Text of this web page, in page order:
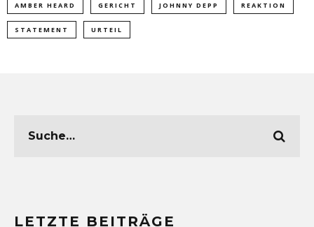
AMBER HEARD GERICHT JOHNNY DEPP REAKTION
STATEMENT URTEIL
LETZTE BEITRÄGE